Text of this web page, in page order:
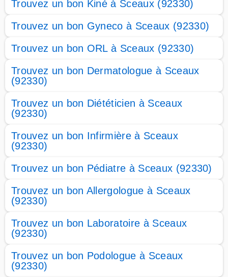
Trouvez un bon Kiné à Sceaux (92330)
Trouvez un bon Gyneco à Sceaux (92330)
Trouvez un bon ORL à Sceaux (92330)
Trouvez un bon Dermatologue à Sceaux
(92330)
Trouvez un bon Diététicien à Sceaux
(92330)
Trouvez un bon Infirmière à Sceaux
(92330)
Trouvez un bon Pédiatre à Sceaux (92330)
Trouvez un bon Allergologue à Sceaux
(92330)
Trouvez un bon Laboratoire à Sceaux
(92330)
Trouvez un bon Podologue à Sceaux
(92330)